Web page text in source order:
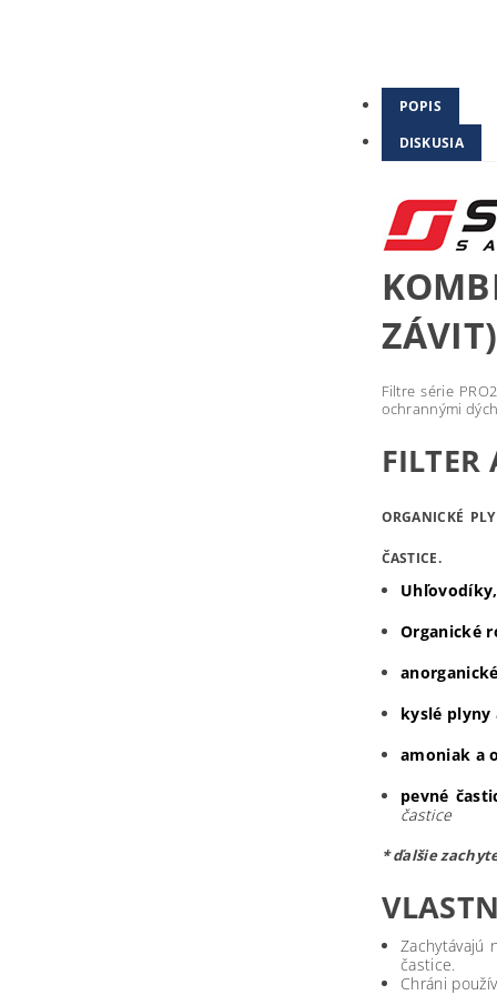
POPIS
DISKUSIA
ZÁVIT)
Filtre série
ochrannými
FILTER
ORGANICKÉ
ČASTICE.
Uhľovodíky,
Organické
kyslé
amoniak a
pevné
častice
* ďalšie
Zachytávajú
častice.
Chráni